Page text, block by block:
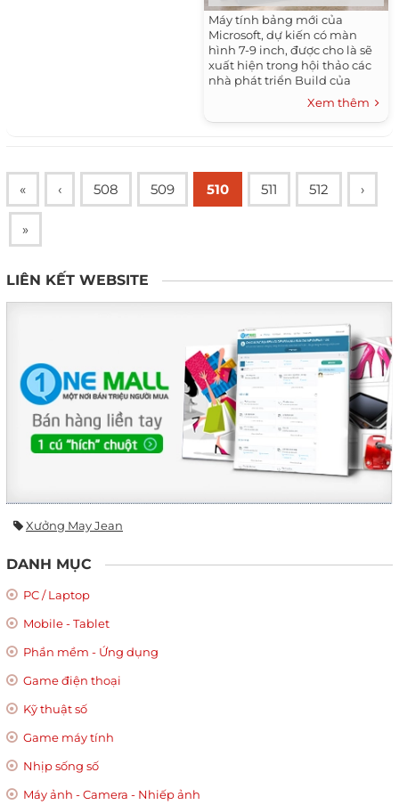
Máy tính bảng mới của
Microsoft, dự kiến có màn
hình 7-9 inch, được cho là sẽ
xuất hiện trong hội thảo các
nhà phát triển Build của
hãng này cuối tháng tới.
Xem thêm
« ‹ 508 509 510 511 512 ›
»
LIÊN KẾT WEBSITE
Xưởng May Jean
DANH MỤC
PC / Laptop
Mobile - Tablet
Phần mềm - Ứng dụng
Game điện thoại
Kỹ thuật số
Game máy tính
Nhịp sống số
Máy ảnh - Camera - Nhiếp ảnh